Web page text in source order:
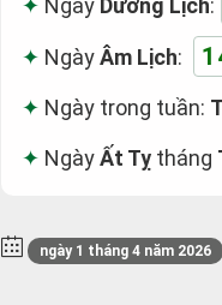
Ngày Dương Lịch:
NgàyÂm Lịch:
Ngày trong tuần:
NgàyẤt Tỵ tháng
ngày 1 tháng 4 năm 2026